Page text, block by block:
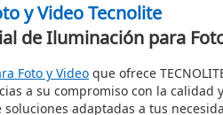
y Video Tecnolite
de Iluminación para
Foto y Video que ofrece
a su compromiso con la
adaptadas a tus